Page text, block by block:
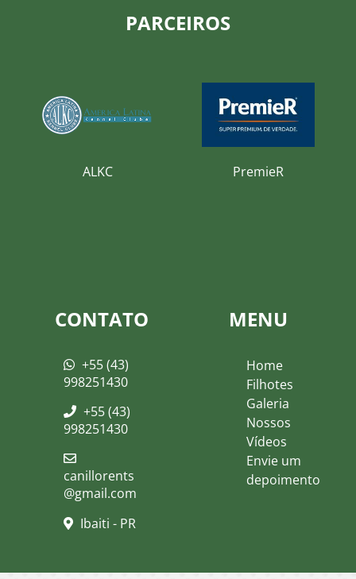
PARCEIROS
ALKC PremieR
CONTATO
+55 (43)
998251430
+55 (43)
998251430
canillorents
@gmail.com
Ibaiti - PR
MENU
Home
Filhotes
Galeria
Nossos
Vídeos
Envie um
depoimento